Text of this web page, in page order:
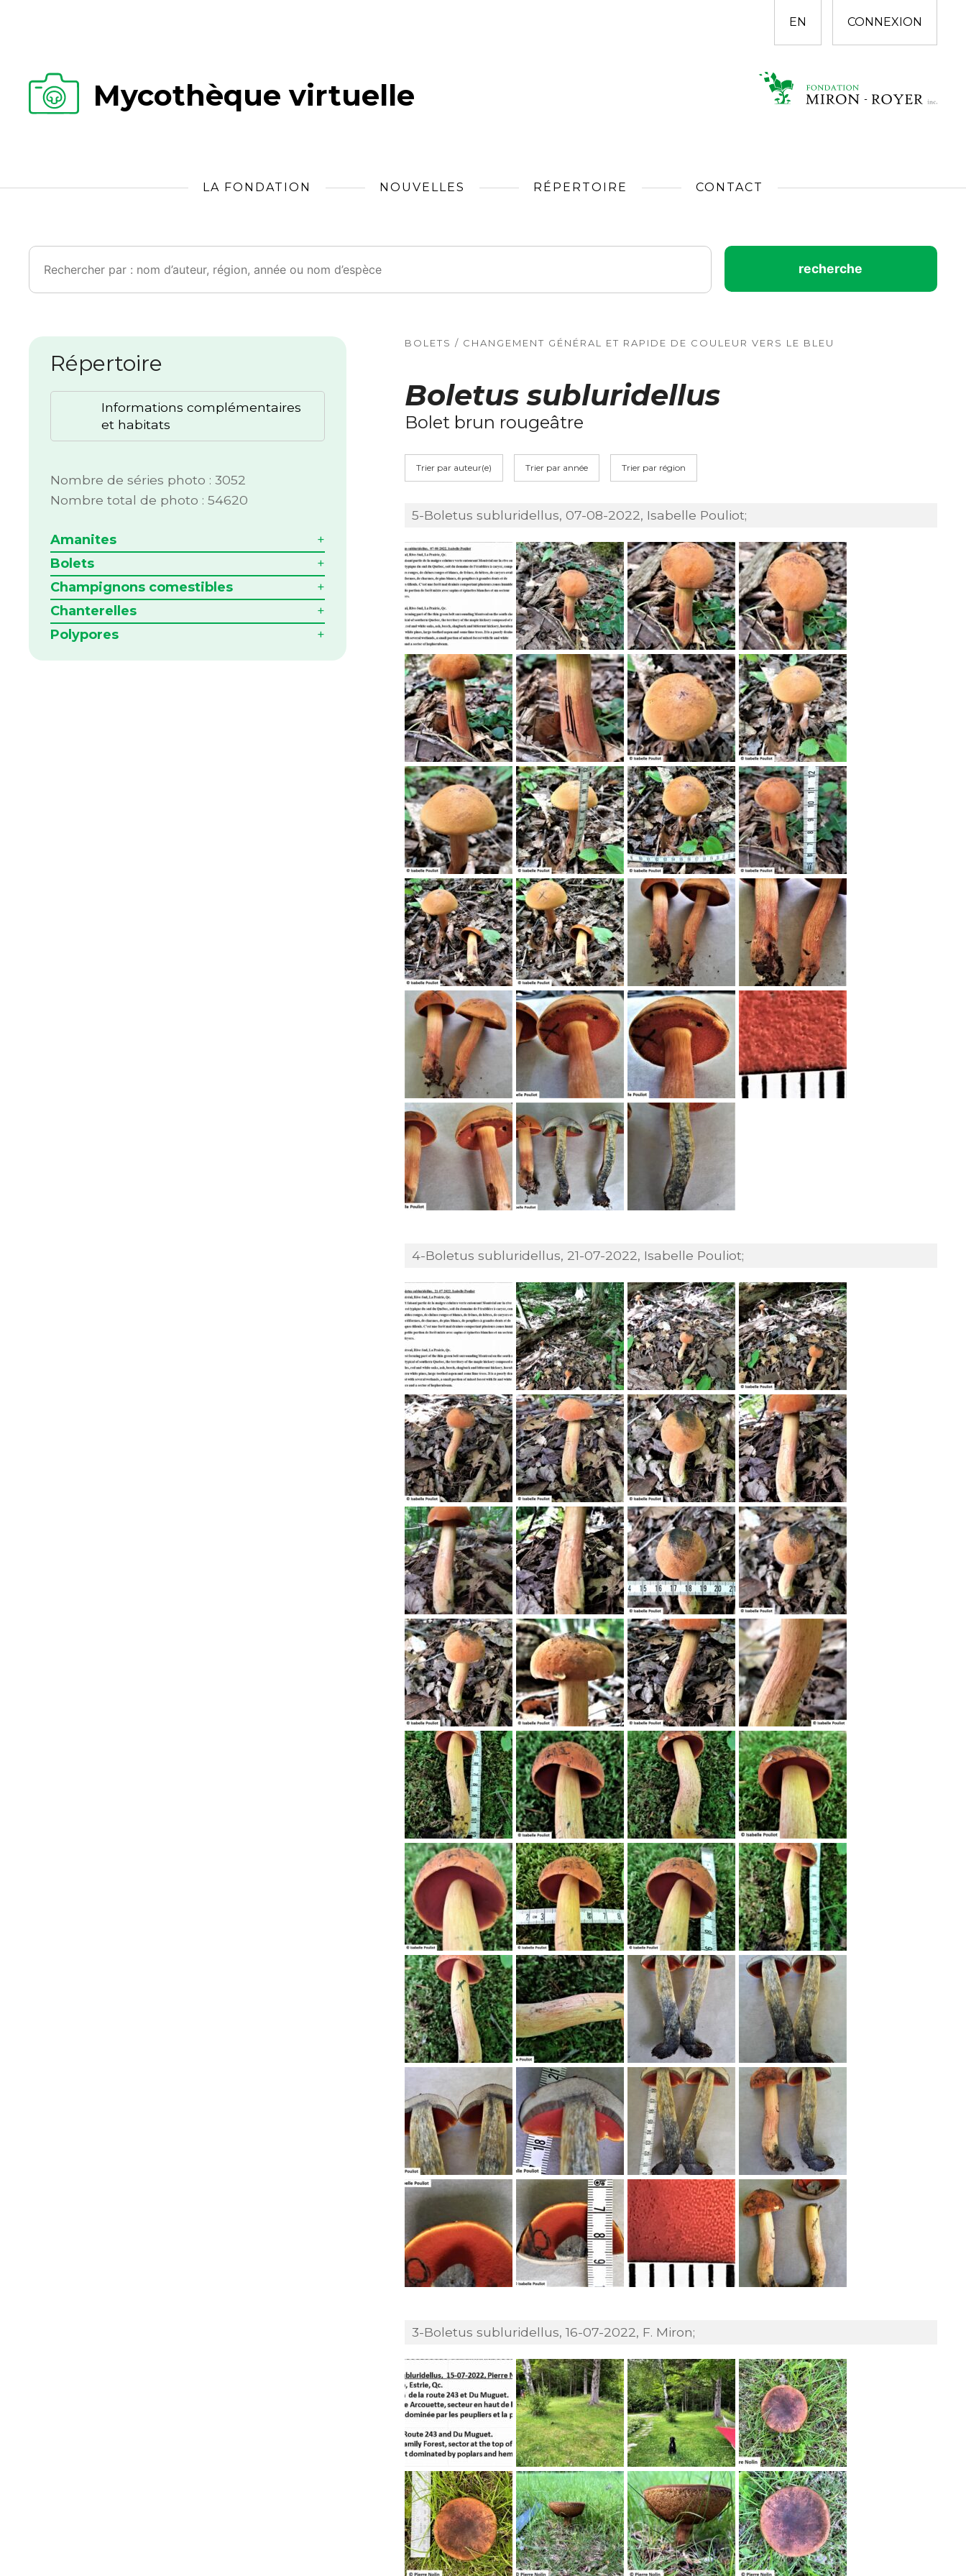
EN CONNEXION
Mycothèque virtuelle
LA FONDATION NOUVELLES RÉPERTOIRE CONTACT
Rechercher :
Répertoire
Informations complémentaires
et habitats
Nombre de séries photo : 3052
Nombre total de photo : 54620
Amanites
Bolets
Champignons comestibles
Chanterelles
Polypores
BOLETS / CHANGEMENT GÉNÉRAL ET RAPIDE DE COULEUR VERS LE BLEU
Boletus subluridellus
Bolet brun rougeâtre
Trier par auteur(e) Trier par année Trier par région
5-Boletus subluridellus, 07-08-2022, Isabelle Pouliot;
4-Boletus subluridellus, 21-07-2022, Isabelle Pouliot;
3-Boletus subluridellus, 16-07-2022, F. Miron;